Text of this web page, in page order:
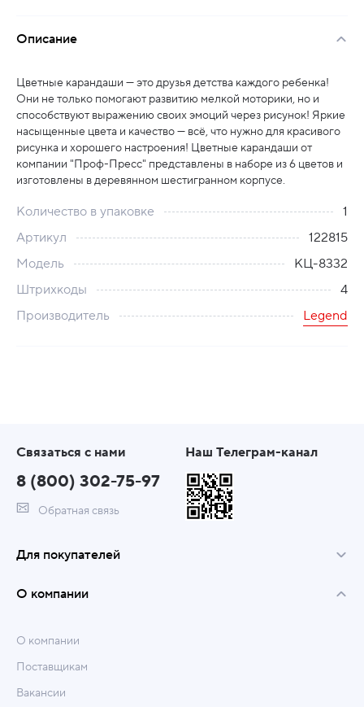
Описание
Цветные карандаши — это друзья детства каждого ребенка!
Они не только помогают развитию мелкой моторики, но и
способствуют выражению своих эмоций через рисунок! Яркие
насыщенные цвета и качество — всё, что нужно для красивого
рисунка и хорошего настроения! Цветные карандаши от
компании "Проф-Пресс" представлены в наборе из 6 цветов и
изготовлены в деревянном шестигранном корпусе.
Количество в упаковке
1
Артикул
122815
Модель
КЦ-8332
Штрихкоды
4
Производитель
Legend
Связаться с нами
8 (800) 302-75-97
Обратная связь
Наш Телеграм-канал
Для покупателей
О компании
О компании
Поставщикам
Вакансии